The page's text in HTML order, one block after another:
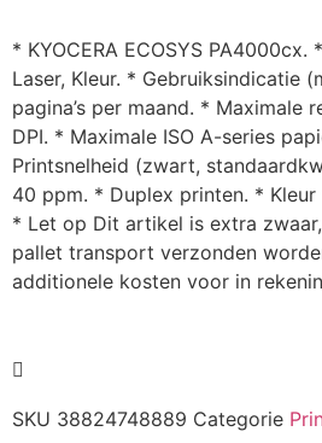
* KYOCERA ECOSYS
Laser, Kleur. * Gebruiksindicatie
pagina’s per maand. * Maximale
DPI. * Maximale ISO A-series
Printsnelheid (zwart,
40 ppm. * Duplex printen. *
* Let op Dit artikel is extra
pallet transport verzonden
additionele kosten voor in
SKU 38824748889 Categorie